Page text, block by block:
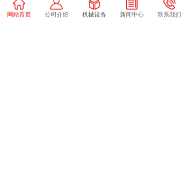
网站首页 公司介绍 机械设备 新闻中心 联系我们